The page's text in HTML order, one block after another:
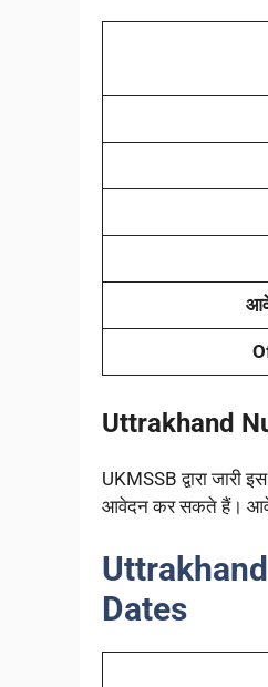
Uttrakhand
UKMSSB द्वारा जारी
आवेदन कर सकते हैं।
Dates